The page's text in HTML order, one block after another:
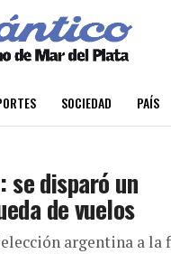
SOCIEDAD PAÍS
se disparó un
de vuelos
argentina a la